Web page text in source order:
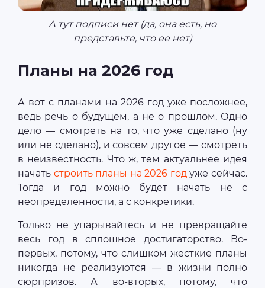
А тут подписи нет (да, она есть, но
представьте, что ее нет)
Планы на 2026 год
А вот с планами на 2026 год уже посложнее,
ведь речь о будущем, а не о прошлом. Одно
дело — смотреть на то, что уже сделано (ну
или не сделано), и совсем другое — смотреть
в неизвестность. Что ж, тем актуальнее идея
начать строить планы на 2026 год уже сейчас.
Тогда и год можно будет начать не с
неопределенности, а с конкретики.
Только не упарывайтесь и не превращайте
весь год в сплошное достигаторство. Во-
первых, потому, что слишком жесткие планы
никогда не реализуются — в жизни полно
сюрпризов. А во-вторых, потому, что